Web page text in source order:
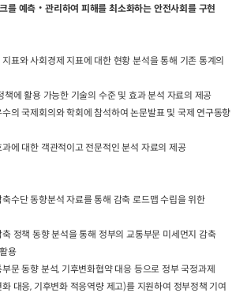
를 예측‧관리하여 피해를 최소화하는 안전사회를 구현
표와 사회경제 지표에 대한 현황 분석을 통해 기존 통계의
에 활용 가능한 기술의 수준 및 효과 분석 자료의 제공
의 국제회의와 학회에 참석하여 논문발표 및 국제 연구동향
에 대한 객관적이고 전문적인 분석 자료의 제공
수단 동향분석 자료를 통해 감축 로드맵 수립을 위한
정책 동향 분석을 통해 정부의 교통부문 미세먼지 감축
용
문 동향 분석, 기후변화협약 대응 등으로 정부 국정과제
대응, 기후변화 적응역량 제고)를 지원하여 정부정책 기여